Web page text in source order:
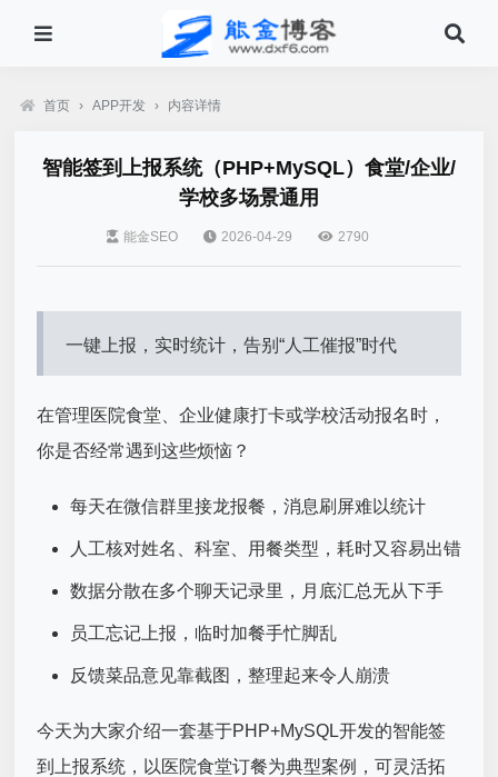
首页 › APP开发 › 内容详情
智能签到上报系统（PHP+MySQL）食堂/企业/
学校多场景通用
能金SEO 2026-04-29 2790
一键上报，实时统计，告别“人工催报”时代
在管理医院食堂、企业健康打卡或学校活动报名时，
你是否经常遇到这些烦恼？
每天在微信群里接龙报餐，消息刷屏难以统计
人工核对姓名、科室、用餐类型，耗时又容易出错
数据分散在多个聊天记录里，月底汇总无从下手
员工忘记上报，临时加餐手忙脚乱
反馈菜品意见靠截图，整理起来令人崩溃
今天为大家介绍一套基于PHP+MySQL开发的智能签
到上报系统，以医院食堂订餐为典型案例，可灵活拓